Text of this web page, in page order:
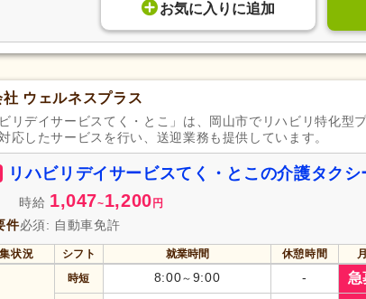
お気に入り に追加
ウェルネスプラス
ビリデイサービスてく・とこ」は、岡山市でリハビリ特化
応したサービスを行い、送迎業務も提供しています。
リハビリデイサービスてく・とこの介護タク
時給 1,047~1,200 円
件必須: 自動車免許
状況 シフト 就業時間 休憩時間 月
時短 8:00～ 9:00 - 急